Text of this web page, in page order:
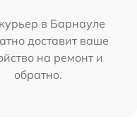
в Барнауле
доставит ваше
на ремонт и
обратно.